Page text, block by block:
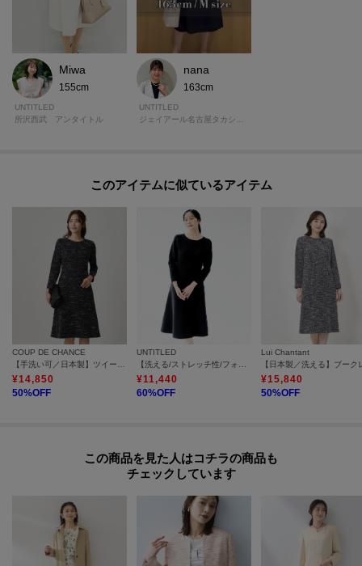
Miwa
155cm
UNTITLED
所沢西武 アンタイトル
nana
163cm
UNTITLED
このアイテムに似ているアイテム
COUP DE CHANCE
¥14,850
50%OFF
UNTITLED
¥11,440
60%OFF
Lui Chantant
¥15,840
50%OFF
この商品を見た人はコチラの商品も
チェックしています